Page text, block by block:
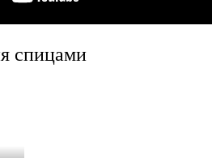
спицами